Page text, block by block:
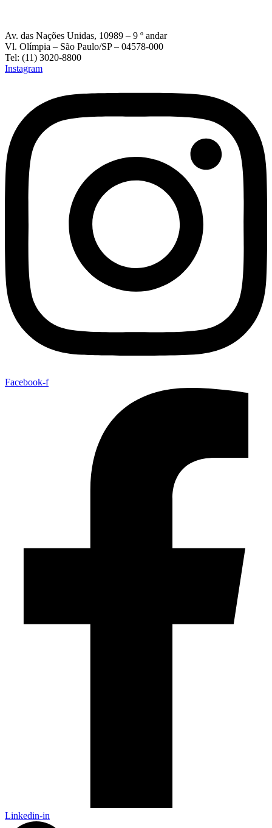
Av. das Nações Unidas, 10989 – 9 º andar
Vl. Olímpia – São Paulo/SP – 04578-000
Tel: (11) 3020-8800
Instagram
Facebook-f
Linkedin-in